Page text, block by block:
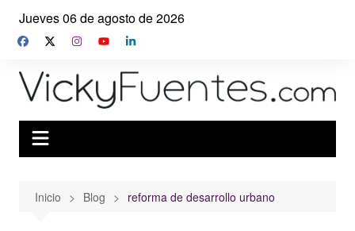
Saltar
contenido
Jueves 06 de agosto de 2026
Inicio Blog reforma de desarrollo urbano